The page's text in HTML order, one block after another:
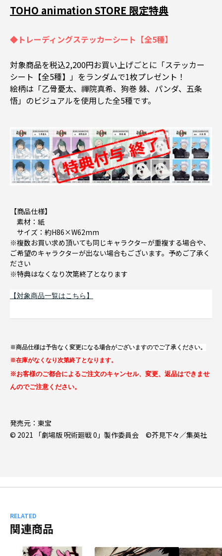
TOHO animation STORE 限定特典
◆トレーディングステッカーシート【全5種】
対象商品を税込2,200円お買い上げごとに「ステッカー
シート【全5種】」をランダムで1枚プレゼント！
絵柄は「乙骨憂太、禪院真希、狗巻 棘、パンダ、五条
悟」のビジュアルを使用した全5種です。
【商品仕様】
素材：紙
サイズ：約H86×W62mm
※複数お買い求め頂いても同じキャラクターが重複する場合や、
ご希望のキャラクターが出ない場合もございます。予めご了承く
ださい
※特典はなくなり次第終了となります
【対象商品一覧はこちら】
※商品仕様は予告なく変更になる場合がございますのでご了承ください。
※在庫がなくなり次第終了となります。
※お客様のご都合によるご注文のキャンセル、変更、返品はできませ
んのでご注意ください。
発売元：東宝
© 2021 「劇場版 呪術廻戦 0」製作委員会 ©芥見下々／集英社
RELATED
関連商品